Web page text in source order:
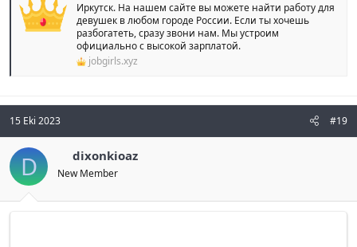
Иркутск. На нашем сайте вы можете найти работу для
девушек в любом городе России. Если ты хочешь
разбогатеть, сразу звони нам. Мы устроим
официально с высокой зарплатой.
jobgirls.xyz
15 Eki 2023 #19
D dixonkioaz
New Member